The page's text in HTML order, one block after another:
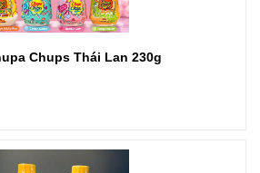
Chups Thái Lan 230g